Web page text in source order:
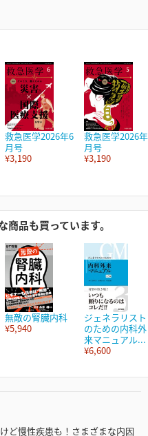
救急医学2026年6
月号
¥3,190
救急医学2026
月号
¥3,190
品も買っています。
無敵の腎臓内科
¥5,940
ジェネラリスト
のための内科外
来マニュアル...
¥6,600
ど慢性疾患も！さまざまな内因